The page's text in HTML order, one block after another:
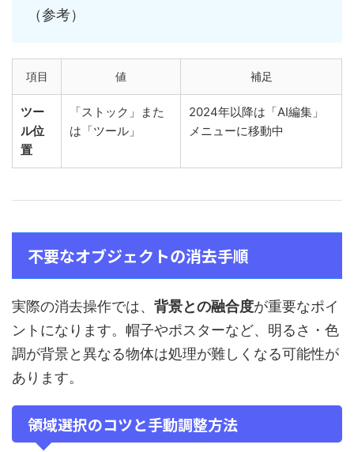
（参考）
項目 値 補足
ツー
ル位
置
「ストック」また
は「ツール」
2024年以降は「AI編集」
メニューに移動中
不要なオブジェクトの消去手順
実際の消去操作では、 背景との融合度が重要なポイ
ントになります。帽子やポスターなど、明るさ・色
調が背景と異なる物体は処理が難しくなる可能性が
あります。
領域選択のコツと手動調整方法